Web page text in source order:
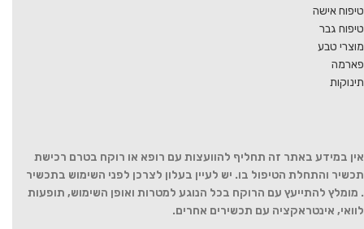
טיפוח אישה
טיפוח גבר
מוצרי טבע
פארמה
תינוקות
אין במידע באתר זה תחליף להוועצות עם רופא או רוקח בטרם רכישת
תכשיר והתחלת הטיפול בו. יש לעיין בעלון לצרכן לפני השימוש בתכשיר
. מומלץ להתייעץ עם הרוקח בכל הנוגע למטרות ואופן השימוש, תופעות
לוואי, אינטראקציה עם תכשירים אחרים.